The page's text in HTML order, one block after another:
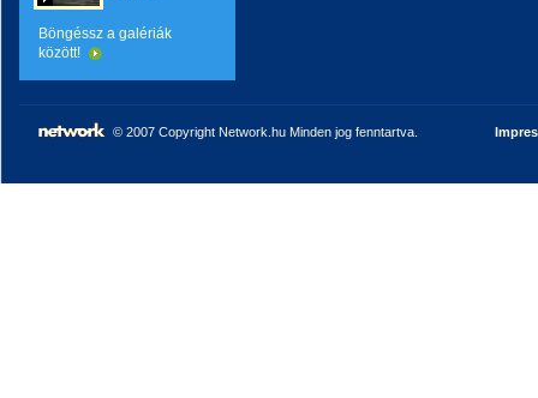
Böngéssz a galériák
között!
© 2007 Copyright Network.hu Minden jog fenntartva.